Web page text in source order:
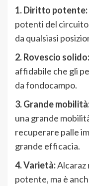
1. Diritto potente:
potenti del
da qualsiasi
2. Rovescio solido:
affidabile che gli
da fondocampo.
3. Grande
una grande
recuperare palle
grande efficacia.
4. Varietà:Alcaraz
potente, ma è